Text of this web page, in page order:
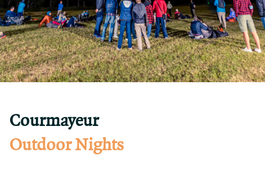
Courmayeur
Outdoor Nights